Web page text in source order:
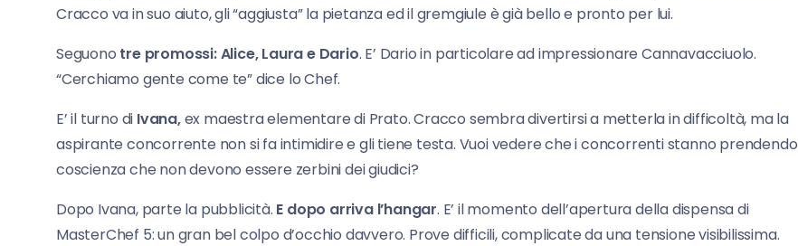
Cracco va in suo aiuto, gli “aggiusta” la pietanza ed il gremgiule è già bello e pronto per lui.
Seguono tre promossi: Alice, Laura e Dario. E’ Dario in particolare ad impressionare Cannavacciuolo.
“Cerchiamo gente come te” dice lo Chef.
E’ il turno di Ivana,ex maestra elementare di Prato. Cracco sembra divertirsi a metterla in difficoltà, ma la
aspirante concorrente non si fa intimidire e gli tiene testa. Vuoi vedere che i concorrenti stanno prendendo
coscienza che non devono essere zerbini dei giudici?
Dopo Ivana, parte la pubblicità. E dopo arriva l’hangar. E’ il momento dell’apertura della dispensa di
MasterChef 5: un gran bel colpo d’occhio davvero. Prove difficili, complicate da una tensione visibilissima.